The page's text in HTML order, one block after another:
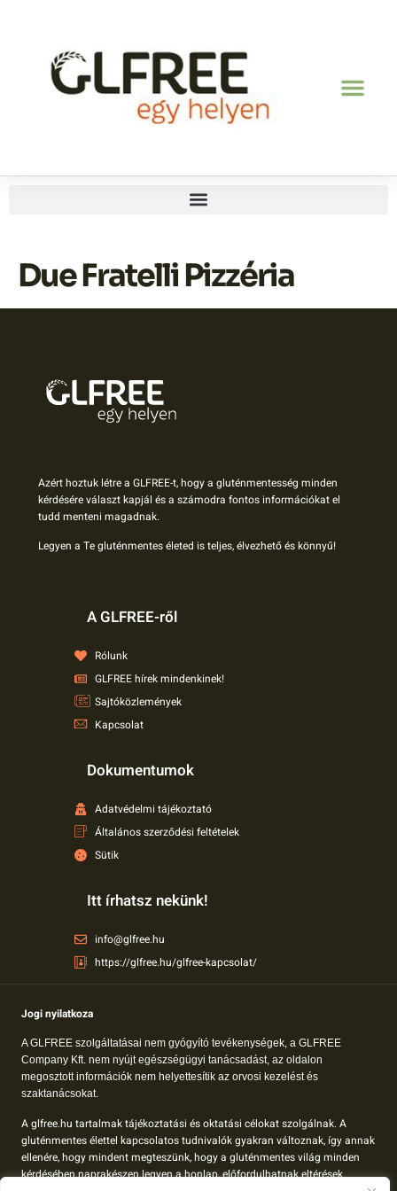
Due Fratelli Pizzéria
Azért hoztuk létre a GLFREE-t, hogy a gluténmentesség minden
kérdésére választ kapjál és a számodra fontos információkat el
tudd menteni magadnak.
Legyen a Te gluténmentes életed is teljes, élvezhető és könnyű!
A GLFREE-ről
Rólunk
GLFREE hírek mindenkinek!
Sajtóközlemények
Kapcsolat
Dokumentumok
Adatvédelmi tájékoztató
Általános szerződési feltételek
Sütik
Itt írhatsz nekünk!
info@glfree.hu
https://glfree.hu/glfree-kapcsolat/
Jogi nyilatkoza
A GLFREE szolgáltatásai nem gyógyító tevékenységek, a GLFREE
Company Kft. nem nyújt egészségügyi tanácsadást, az oldalon
megosztott információk nem helyettesítik az orvosi kezelést és
szaktanácsokat.
A glfree.hu tartalmak tájékoztatási és oktatási célokat szolgálnak. A
gluténmentes élettel kapcsolatos tudnivalók gyakran változnak, így annak
ellenére, hogy mindent megteszünk, hogy a gluténmentes világ minden
kérdésében naprakészen legyen a honlap, előfordulhatnak eltérések.